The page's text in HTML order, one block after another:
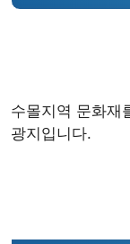
수몰지역 문화재
광지입니다.